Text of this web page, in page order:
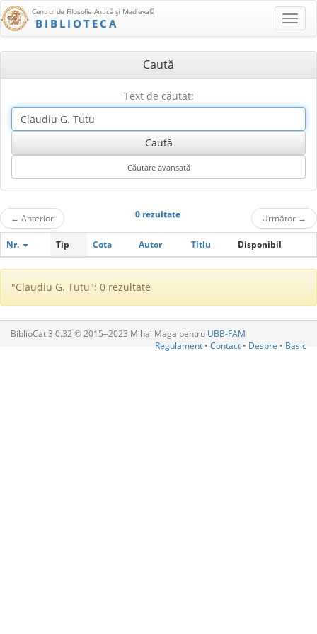
Centrul de Filosofie Antică şi Medievală
BIBLIOTECA
Caută
Text de căutat:
← Anterior 0 rezultate Următor →
Nr. Tip Cota Autor Titlu Disponibil
"Claudiu G. Tutu": 0 rezultate
BiblioCat 3.0.32 © 2015‒2023 Mihai Maga pentru UBB-FAM
Regulament • Contact • Despre • Basic